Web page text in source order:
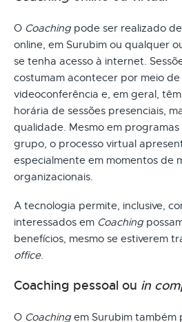
O Coaching pode ser realizado
online, em Surubim ou qualquer
se tenha acesso à internet.
costumam acontecer por meio
videoconferência e, em geral,
horária de sessões presenciais,
qualidade. Mesmo em programas
grupo, o processo virtual
especialmente em momentos de
organizacionais.
A tecnologia permite, inclusive,
interessados em Coaching
benefícios, mesmo se estiverem
office.
Coaching pessoal ou in
O Coaching em Surubim também